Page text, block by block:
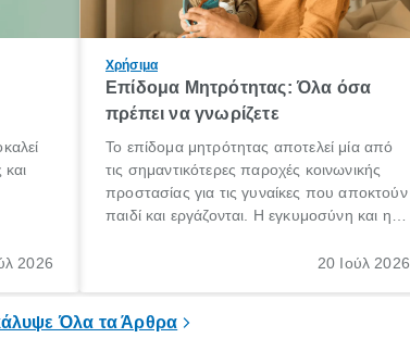
2026
Χρήσιμα
Επίδομα Μητρότητας: Όλα όσα
πρέπει να γνωρίζετε
Το επίδομα μητρότητας αποτελεί μία από
τις σημαντικότερες παροχές κοινωνικής
προστασίας για τις γυναίκες που αποκτούν
παιδί και εργάζονται. Η εγκυμοσύνη και η
σημαντική περίοδος στη ζωή κάθε20 Ιούλ 2026
Όλα τα Άρθρα